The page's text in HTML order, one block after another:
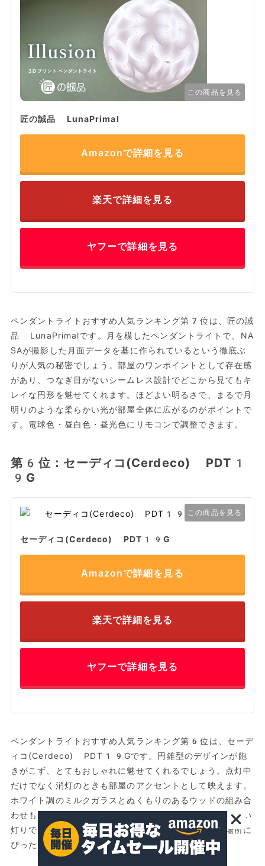
この商品を見る
匠の誠品 LunaPrimal
Amazonで詳細を見る
楽天で詳細を見る
ヤフーで詳細を見る
ペンダントライトおすすめ人気ランキング第7位は、匠の誠
品 LunaPrimalです。月を模したペンダントライトで、NA
SAが撮影した月面データを基に作られているという徹底ぶ
りが人気の秘密でしょう。部屋のワンポイントとして存在感
があり、つなぎ目がないシームレス設計でどこから見てもキ
レイな円形を魅せてくれます。ほどよい明るさで、まるで月
明りのような柔らかい光が部屋全体に広がるのがポイントで
す。電球色・昼白色・昼光色にリモコンで調整できます。
第6位：セーディコ(Cerdeco) PDT1
9G
この商品を見る
セーディコ(Cerdeco) PDT19G
Amazonで詳細を見る
楽天で詳細を見る
ヤフーで詳細を見る
ペンダントライトおすすめ人気ランキング第6位は、セーデ
ィコ(Cerdeco) PDT19Gです。円錐型のデザインが飽
きがこず、とてもおしゃれに魅せてくれるでしょう。点灯中
だけでなく消灯のときも部屋のアクセントとして映えます。
ホワイト調のミルクガラスとぬくもりのあるウッドの組み合
わせもおしゃれに演出してくれるはずです。ほんのり優しい
灯りで、リビングや寝室などゆったりとくつろぎたい場所に
ぴったりでしょう。